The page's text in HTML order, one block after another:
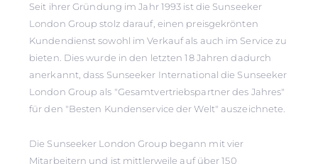
Seit ihrer Gründung im Jahr 1993 ist die Sunseeker
London Group stolz darauf, einen preisgekrönten
Kundendienst sowohl im Verkauf als auch im Service zu
bieten. Dies wurde in den letzten 18 Jahren dadurch
anerkannt, dass Sunseeker International die Sunseeker
London Group als "Gesamtvertriebspartner des Jahres"
für den "Besten Kundenservice der Welt" auszeichnete.
Die Sunseeker London Group begann mit vier
Mitarbeitern und ist mittlerweile auf über 150